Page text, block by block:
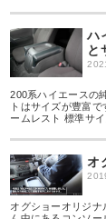
ハ
と
200系ハイエースの
トはサイズが豊富
ームレスト 標準サ
オ
オグショーオリジ